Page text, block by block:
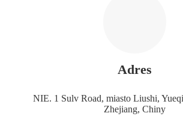
Adres
NIE. 1 Sulv Road, miasto Liushi,
Zhejiang, Chiny